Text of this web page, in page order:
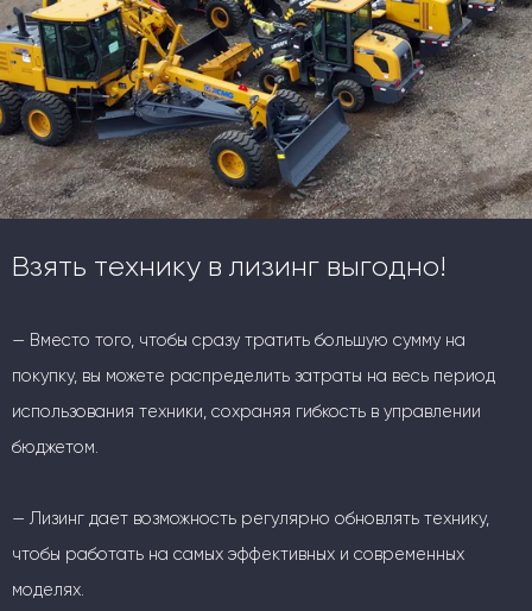
Взять технику в лизинг выгодно!
— Вместо того, чтобы сразу тратить большую сумму на
покупку, вы можете распределить затраты на весь период
использования техники, сохраняя гибкость в управлении
бюджетом.
— Лизинг дает возможность регулярно обновлять технику,
чтобы работать на самых эффективных и современных
моделях.